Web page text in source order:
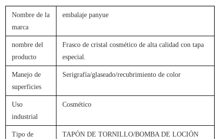
Nombre de la
marca
embalaje panyue
nombre del
producto
Frasco de cristal cosmético de alta calidad con tapa
especial.
Manejo de
superficies
Serigrafía/glaseado/recubrimiento de color
Uso
industrial
Cosmético
Tipo de
TAPÓN DE TORNILLO/BOMBA DE LOCIÓN